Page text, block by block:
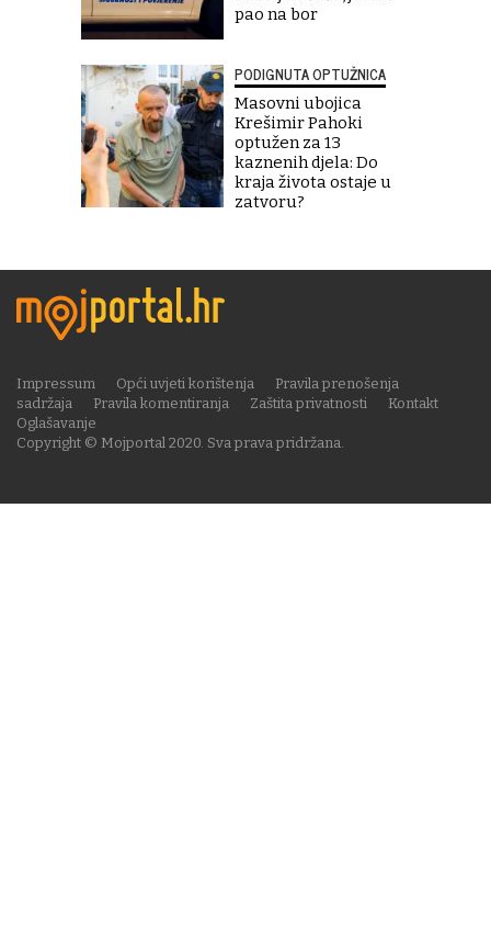
pao na bor
PODIGNUTA OPTUŽNICA
Masovni ubojica
Krešimir Pahoki
optužen za 13
kaznenih djela: Do
kraja života ostaje u
zatvoru?
Copyright © Mojportal 2020. Sva prava pridržana.
Impressum Opći uvjeti korištenja
Pravila prenošenja
sadržaja
Pravila komentiranja Zaštita privatnosti
Kontakt
Oglašavanje